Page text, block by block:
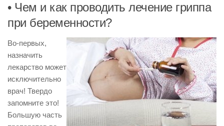
• Чем и как проводить лечение гриппа
при беременности?
Во-первых,
назначить
лекарство может
исключительно
врач! Твердо
запомните это!
Большую часть